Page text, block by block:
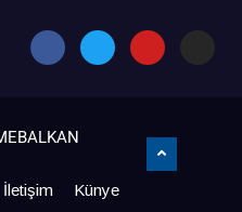
İletişim Künye